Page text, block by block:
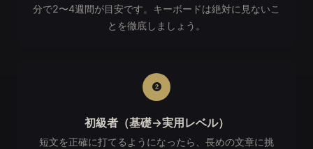
分で2〜4週間が目安です。キーボードは絶対に見ないこ
とを徹底しましょう。
初級者（基礎→実用レベル）
短文を正確に打てるようになったら、長めの文章に挑